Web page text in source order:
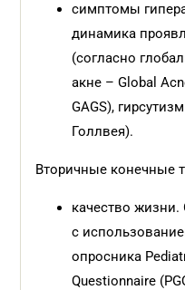
симптомы
динамика
(согласно
акне – Global
GAGS),
Голлвея).
Вторичные конечные
качество
с
опросника
Questionnaire